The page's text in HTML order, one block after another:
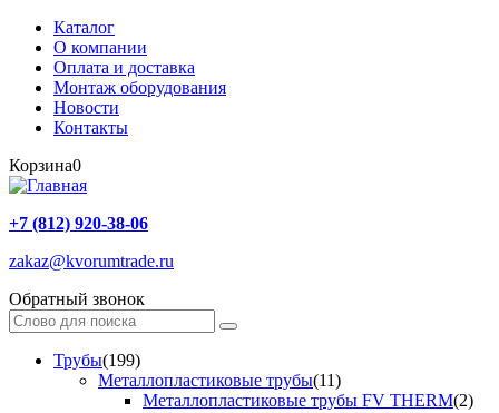
Каталог
О компании
Оплата и доставка
Монтаж оборудования
Новости
Контакты
Корзина0
+7 (812) 920-38-06
zakaz@kvorumtrade.ru
Обратный звонок
Трубы(199)
Металлопластиковые трубы(11)
Металлопластиковые трубы FV THERM(2)